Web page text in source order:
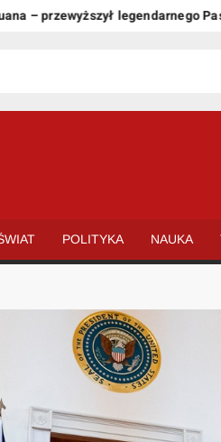
legendarnego Passata
POLITYKA NAUKA